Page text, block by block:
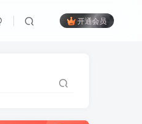
开通会员